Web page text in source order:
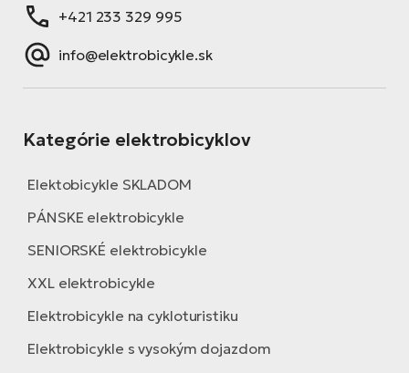
+421 233 329 995
info@elektrobicykle.sk
Kategórie elektrobicyklov
Elektobicykle SKLADOM
PÁNSKE elektrobicykle
SENIORSKÉ elektrobicykle
XXL elektrobicykle
Elektrobicykle na cykloturistiku
Elektrobicykle s vysokým dojazdom